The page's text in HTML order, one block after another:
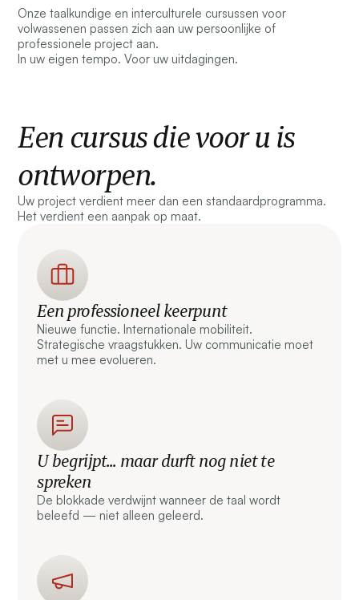
Onze taalkundige en interculturele cursussen voor
volwassenen passen zich aan uw persoonlijke of
professionele project aan.
In uw eigen tempo. Voor uw uitdagingen.
Een cursus die voor u is
ontworpen.
Uw project verdient meer dan een standaardprogramma.
Het verdient een aanpak op maat.
Een professioneel keerpunt
Nieuwe functie. Internationale mobiliteit.
Strategische vraagstukken. Uw communicatie moet
met u mee evolueren.
U begrijpt... maar durft nog niet te
spreken
De blokkade verdwijnt wanneer de taal wordt
beleefd — niet alleen geleerd.